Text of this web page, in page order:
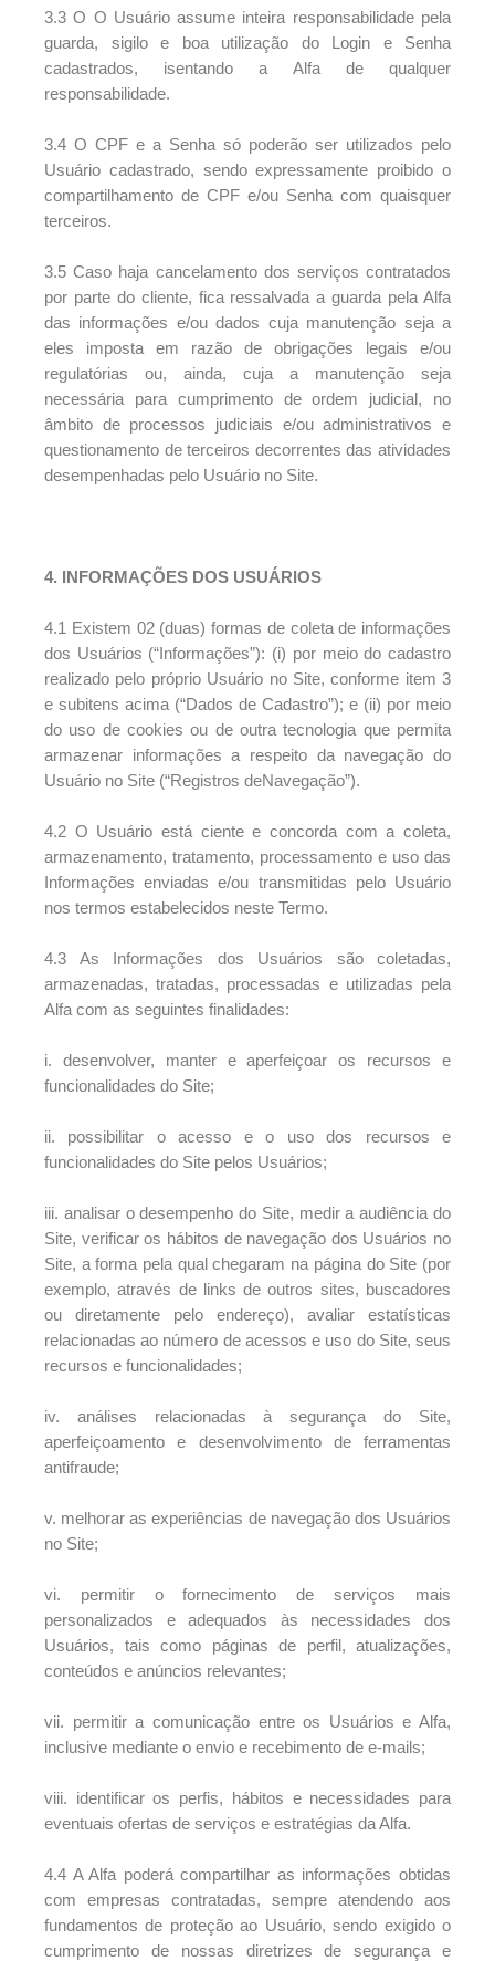
3.3 O O Usuário assume inteira responsabilidade pela
guarda, sigilo e boa utilização do Login e Senha
cadastrados, isentando a Alfa de qualquer
responsabilidade.
3.4 O CPF e a Senha só poderão ser utilizados pelo
Usuário cadastrado, sendo expressamente proibido o
compartilhamento de CPF e/ou Senha com quaisquer
terceiros.
3.5 Caso haja cancelamento dos serviços contratados
por parte do cliente, fica ressalvada a guarda pela Alfa
das informações e/ou dados cuja manutenção seja a
eles imposta em razão de obrigações legais e/ou
regulatórias ou, ainda, cuja a manutenção seja
necessária para cumprimento de ordem judicial, no
âmbito de processos judiciais e/ou administrativos e
questionamento de terceiros decorrentes das atividades
desempenhadas pelo Usuário no Site.
4. INFORMAÇÕES DOS USUÁRIOS
4.1 Existem 02 (duas) formas de coleta de informações
dos Usuários (“Informações”): (i) por meio do cadastro
realizado pelo próprio Usuário no Site, conforme item 3
e subitens acima (“Dados de Cadastro”); e (ii) por meio
do uso de cookies ou de outra tecnologia que permita
armazenar informações a respeito da navegação do
Usuário no Site (“Registros deNavegação”).
4.2 O Usuário está ciente e concorda com a coleta,
armazenamento, tratamento, processamento e uso das
Informações enviadas e/ou transmitidas pelo Usuário
nos termos estabelecidos neste Termo.
4.3 As Informações dos Usuários são coletadas,
armazenadas, tratadas, processadas e utilizadas pela
Alfa com as seguintes finalidades:
i. desenvolver, manter e aperfeiçoar os recursos e
funcionalidades do Site;
ii. possibilitar o acesso e o uso dos recursos e
funcionalidades do Site pelos Usuários;
iii. analisar o desempenho do Site, medir a audiência do
Site, verificar os hábitos de navegação dos Usuários no
Site, a forma pela qual chegaram na página do Site (por
exemplo, através de links de outros sites, buscadores
ou diretamente pelo endereço), avaliar estatísticas
relacionadas ao número de acessos e uso do Site, seus
recursos e funcionalidades;
iv. análises relacionadas à segurança do Site,
aperfeiçoamento e desenvolvimento de ferramentas
antifraude;
v. melhorar as experiências de navegação dos Usuários
no Site;
vi. permitir o fornecimento de serviços mais
personalizados e adequados às necessidades dos
Usuários, tais como páginas de perfil, atualizações,
conteúdos e anúncios relevantes;
vii. permitir a comunicação entre os Usuários e Alfa,
inclusive mediante o envio e recebimento de e-mails;
viii. identificar os perfis, hábitos e necessidades para
eventuais ofertas de serviços e estratégias da Alfa.
4.4 A Alfa poderá compartilhar as informações obtidas
com empresas contratadas, sempre atendendo aos
fundamentos de proteção ao Usuário, sendo exigido o
cumprimento de nossas diretrizes de segurança e